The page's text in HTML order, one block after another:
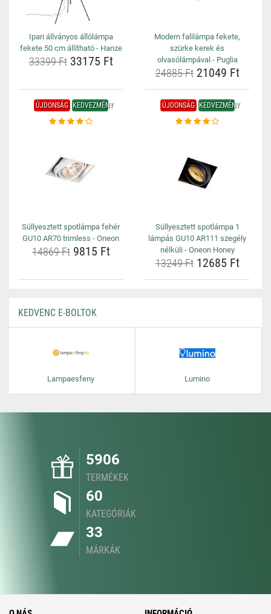
Ipari állványos állólámpa
fekete 50 cm állítható - Hanze
33399 Ft33175 Ft
Modern falilámpa fekete,
szürke kerek és
olvasólámpával - Puglia
24885 Ft21049 Ft
ÚJDONSÁG KEDVEZMÉNY
Süllyesztett spotlámpa fehér
GU10 AR70 trimless - Oneon
14869 Ft9815 Ft
ÚJDONSÁG KEDVEZMÉNY
Süllyesztett spotlámpa 1
lámpás GU10 AR111 szegély
nélküli - Oneon Honey
13249 Ft12685 Ft
KEDVENC E-BOLTOK
Lampaesfeny Lumino
5906
TERMÉKEK
60
KATEGÓRIÁK
33
MÁRKÁK